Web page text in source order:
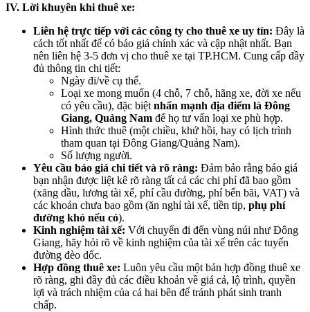
IV. Lời khuyên khi thuê xe:
Liên hệ trực tiếp với các công ty cho thuê xe uy tín: Đây là
cách tốt nhất để có báo giá chính xác và cập nhật nhất. Bạn
nên liên hệ 3-5 đơn vị cho thuê xe tại TP.HCM. Cung cấp đầy
đủ thông tin chi tiết:
Ngày đi/về cụ thể.
Loại xe mong muốn (4 chỗ, 7 chỗ, hãng xe, đời xe nếu
có yêu cầu), đặc biệtnhấn mạnh địa điểm là Đông
Giang, Quảng Nam để họ tư vấn loại xe phù hợp.
Hình thức thuê (một chiều, khứ hồi, hay có lịch trình
tham quan tại Đông Giang/Quảng Nam).
Số lượng người.
Yêu cầu báo giá chi tiết và rõ ràng: Đảm bảo rằng báo giá
bạn nhận được liệt kê rõ ràng tất cả các chi phí đã bao gồm
(xăng dầu, lương tài xế, phí cầu đường, phí bến bãi, VAT) và
các khoản chưa bao gồm (ăn nghỉ tài xế, tiền tip, phụ phí
đường khó nếu có).
Kinh nghiệm tài xế: Với chuyến đi đến vùng núi như Đông
Giang, hãy hỏi rõ về kinh nghiệm của tài xế trên các tuyến
đường đèo dốc.
Hợp đồng thuê xe: Luôn yêu cầu một bản hợp đồng thuê xe
rõ ràng, ghi đầy đủ các điều khoản về giá cả, lộ trình, quyền
lợi và trách nhiệm của cả hai bên để tránh phát sinh tranh
chấp.